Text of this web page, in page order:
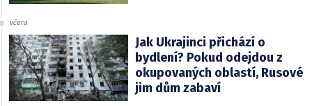
včera
Jak Ukrajinci přichází o
bydlení? Pokud odejdou z
okupovaných oblastí, Rusové
jim dům zabaví